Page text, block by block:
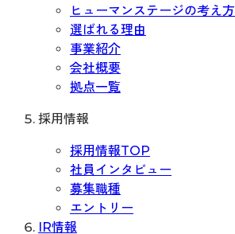
ヒューマンステージの考え方
選ばれる理由
事業紹介
会社概要
拠点一覧
採用情報
採用情報TOP
社員インタビュー
募集職種
エントリー
IR情報